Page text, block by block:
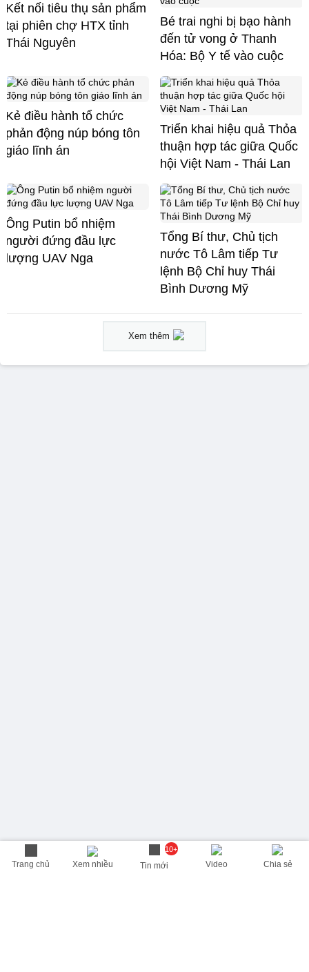
Trang chủ Xem nhiều
10+
Tin mới Video Chia sẻ
Kết nối tiêu thụ sản phẩm
tại phiên chợ HTX tỉnh
Thái Nguyên
Bé trai nghi bị bạo hành
đến tử vong ở Thanh
Hóa: Bộ Y tế vào cuộc
Kẻ điều hành tổ chức
phản động núp bóng tôn
giáo lĩnh án
Triển khai hiệu quả Thỏa
thuận hợp tác giữa Quốc
hội Việt Nam - Thái Lan
Ông Putin bổ nhiệm
người đứng đầu lực
lượng UAV Nga
Tổng Bí thư, Chủ tịch
nước Tô Lâm tiếp Tư
lệnh Bộ Chỉ huy Thái
Bình Dương Mỹ
Xem thêm